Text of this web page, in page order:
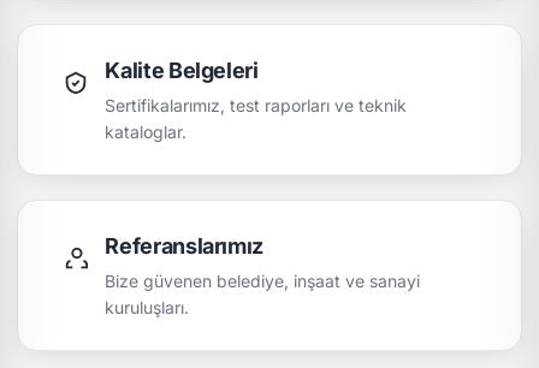
Kalite Belgeleri
Sertifikalarımız, test raporları ve teknik
kataloglar.
Referanslarımız
Bize güvenen belediye, inşaat ve sanayi
kuruluşları.